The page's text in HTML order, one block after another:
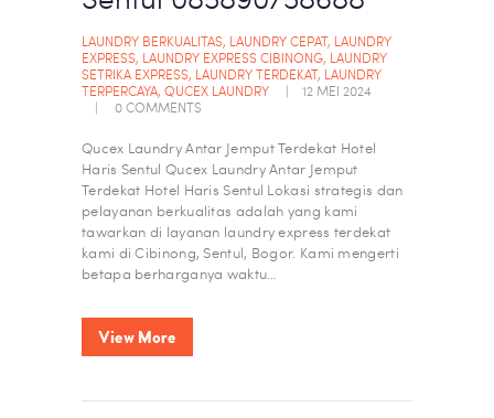
LAUNDRY BERKUALITAS, LAUNDRY CEPAT, LAUNDRY
EXPRESS, LAUNDRY EXPRESS CIBINONG, LAUNDRY
SETRIKA EXPRESS, LAUNDRY TERDEKAT, LAUNDRY
TERPERCAYA, QUCEX LAUNDRY
12 MEI 2024
0COMMENTS
Qucex Laundry Antar Jemput Terdekat Hotel
Haris Sentul Qucex Laundry Antar Jemput
Terdekat Hotel Haris Sentul Lokasi strategis dan
pelayanan berkualitas adalah yang kami
tawarkan di layanan laundry express terdekat
kami di Cibinong, Sentul, Bogor. Kami mengerti
betapa berharganya waktu…
View More